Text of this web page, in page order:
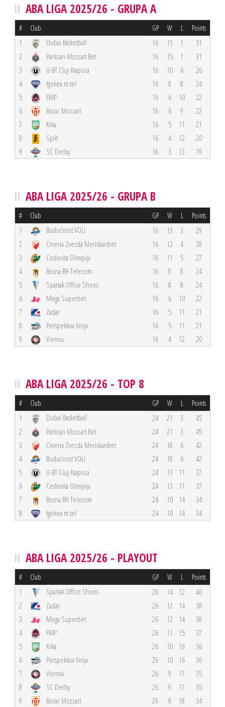
ABA LIGA 2025/26 - GRUPA A
# Club GP W L Points
1 Dubai Basketball 16 15 1
31
2
Partizan Mozzart Bet 16 15 1
31
3
U-BT Cluj-Napoca 16 10 6
26
4
Igokea m:tel 16 8 8
24
5
FMP 16 6 10
22
6
Borac Mozzart 16 6 9
22
7
Krka 16 5 11
21
8
Split 16 4 12
20
9
SC Derby 16 3 13 19
ABA LIGA 2025/26 - GRUPA B
# Club GP W L Points
1 Budućnost VOLI 16 13 3
29
2
Crvena Zvezda Meridianbet 16 12 4
28
3
Cedevita Olimpija 16 11 5
27
4
Bosna BH Telecom 16 8 8
24
5
Spartak Office Shoes 16 8 8
24
6
Mega Superbet 16 6 10
22
7
Zadar 16 5 11
21
8
Perspektiva Ilirija 16 5 11
21
9
Vienna 16 4 12 20
ABA LIGA 2025/26 - TOP 8
# Club GP W L Points
1 Dubai Basketball 24 21 3
45
2
Partizan Mozzart Bet 24 21 3
45
3
Crvena Zvezda Meridianbet 24 18 6
42
4
Budućnost VOLI 24 18 6
42
5
U-BT Cluj-Napoca 24 13 11
37
6
Cedevita Olimpija 24 13 11
37
7
Bosna BH Telecom 24 10 14
34
8
Igokea m:tel 24 10 14 34
ABA LIGA 2025/26 - PLAYOUT
# Club GP W L Points
1 Spartak Office Shoes 26 14 12
40
2
Zadar 26 12 14
38
3
Mega Superbet 26 12 14
38
4
FMP 26 11 15
37
5
Krka 26 10 16
36
6
Perspektiva Ilirija 26 10 16
36
7
Vienna 26 9 17
35
8
SC Derby 26 9 17
35
9
Borac Mozzart 26 8 18 34